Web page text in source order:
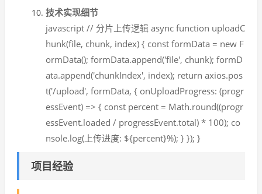
技术实现细节
javascript // 分片上传逻辑 async function uploadC
hunk(file, chunk, index) { const formData = new F
ormData(); formData.append('file', chunk); formD
ata.append('chunkIndex', index); return axios.pos
t('/upload', formData, { onUploadProgress: (progr
essEvent) => { const percent = Math.round((progr
essEvent.loaded / progressEvent.total) * 100); co
nsole.log(上传进度: ${percent}%); } }); }
项目经验